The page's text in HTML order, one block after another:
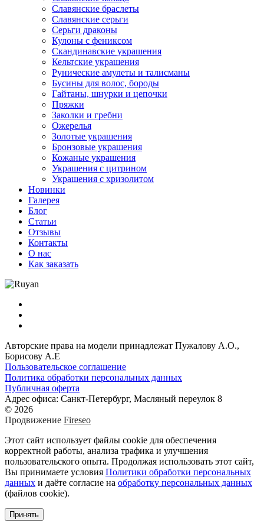
Славянские браслеты
Славянские серьги
Серьги драконы
Кулоны с фениксом
Скандинавские украшения
Кельтские украшения
Рунические амулеты и талисманы
Бусины для волос, бороды
Гайтаны, шнурки и цепочки
Пряжки
Заколки и гребни
Ожерелья
Золотые украшения
Бронзовые украшения
Кожаные украшения
Украшения с цитрином
Украшения с хризолитом
Новинки
Галерея
Блог
Статьи
Отзывы
Контакты
О нас
Как заказать
Авторские права на модели принадлежат Пужалову А.О.,
Борисову А.Е
Пользовательское соглашение
Политика обработки персональных данных
Публичная оферта
Адрес офиса: Санкт-Петербург, Масляный переулок 8
© 2026
Продвижение Fireseo
Этот сайт использует файлы cookie для обеспечения
корректной работы, анализа трафика и улучшения
пользовательского опыта. Продолжая использовать этот сайт,
Вы принимаете условия Политики обработки персональных
данных и даёте согласие на обработку персональных данных
(файлов cookie).
Принять